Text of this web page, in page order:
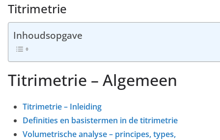
Titrimetrie
Inhoudsopgave
Titrimetrie – Algemeen
Titrimetrie – Inleiding
Definities en basistermen in de titrimetrie
Volumetrische analyse – principes, types,